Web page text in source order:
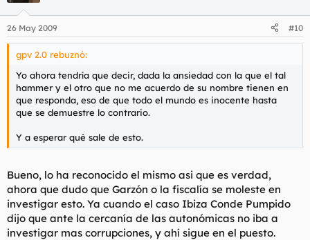
26 May 2009 #10
gpv 2.0 rebuznó:
Yo ahora tendría que decir, dada la ansiedad con la que el tal
hammer y el otro que no me acuerdo de su nombre tienen en
que responda, eso de que todo el mundo es inocente hasta
que se demuestre lo contrario.
Y a esperar qué sale de esto.
Bueno, lo ha reconocido el mismo asi que es verdad,
ahora que dudo que Garzón o la fiscalía se moleste en
investigar esto. Ya cuando el caso Ibiza Conde Pumpido
dijo que ante la cercanía de las autonómicas no iba a
investigar mas corrupciones, y ahí sigue en el puesto.